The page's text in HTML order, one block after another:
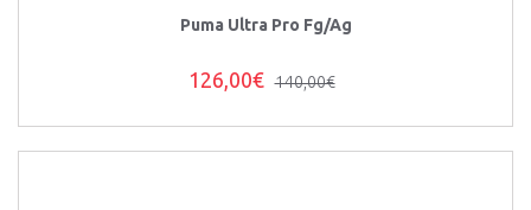
Puma Ultra Pro Fg/Ag
126,00€ 140,00€